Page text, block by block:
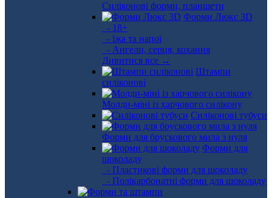
Силіконові форми, планшети
Форми Люкс 3D
- 18+
- їжа та напої
- Ангели, серця, кохання
Дивитися все →
Штампи
силіконові
Молди-міні із харчового силікону
Силіконові тубуси
Форми для брускового мила з нуля
Форми для
шоколаду
- Пластикові форми для шоколаду
- Полікарбонатні форми для шоколаду